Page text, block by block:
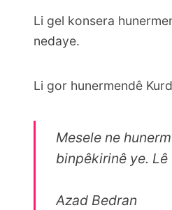
Li gel konsera
nedaye.
Li gor hunermendê
Mesele ne
binpêkirinê ye.
Azad Bedran